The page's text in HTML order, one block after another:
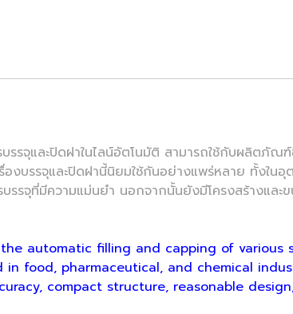
รรจุและปิดฝาในไลน์อัตโนมัติ สามารถใช้กับผลิตภัณ
งบรรจุและปิดฝานี้นิยมใช้กันอย่างแพร่หลาย ทั้งใ
รจุที่มีความแม่นยำ นอกจากนั้นยังมีโครงสร้างแล
automatic filling and capping of various
food, pharmaceutical, and chemical
compact structure, reasonable